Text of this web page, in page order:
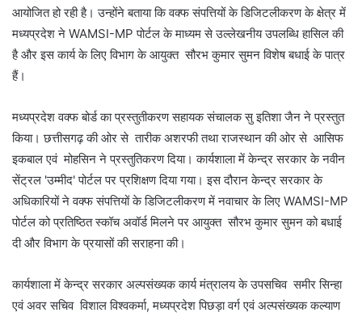
आयोजित हो रही है। उन्होंने बताया कि वक्फ संपत्तियों के डिजिटलीकरण के क्षेत्र में
मध्यप्रदेश ने WAMSI-MP पोर्टल के माध्यम से उल्लेखनीय उपलब्धि हासिल की
है और इस कार्य के लिए विभाग के आयुक्त सौरभ कुमार सुमन विशेष बधाई के पात्र
हैं।
मध्यप्रदेश वक्फ बोर्ड का प्रस्तुतीकरण सहायक संचालक सु इतिशा जैन ने प्रस्तुत
किया। छत्तीसगढ़ की ओर से तारीक अशरफी तथा राजस्थान की ओर से आसिफ
इकबाल एवं मोहसिन ने प्रस्तुतिकरण दिया। कार्यशाला में केन्द्र सरकार के नवीन
सेंट्रल 'उम्मीद' पोर्टल पर प्रशिक्षण दिया गया। इस दौरान केन्द्र सरकार के
अधिकारियों ने वक्फ संपत्तियों के डिजिटलीकरण में नवाचार के लिए WAMSI-MP
पोर्टल को प्रतिष्ठित स्कॉच अवॉर्ड मिलने पर आयुक्त सौरभ कुमार सुमन को बधाई
दी और विभाग के प्रयासों की सराहना की।
कार्यशाला में केन्द्र सरकार अल्पसंख्यक कार्य मंत्रालय के उपसचिव समीर सिन्हा
एवं अवर सचिव विशाल विश्वकर्मा, मध्यप्रदेश पिछड़ा वर्ग एवं अल्पसंख्यक कल्याण